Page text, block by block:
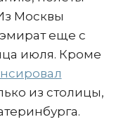
Москвы
эмират еще с
июля. Кроме
из столицы,